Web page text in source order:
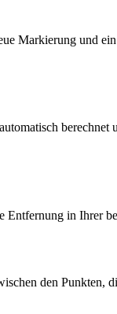
Markierung und
in Ihrer
den Punkten,